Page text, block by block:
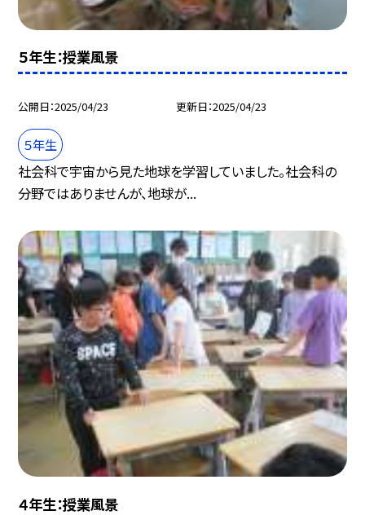
５年生：授業風景
公開日 2025/04/23 更新日 2025/04/23
５年生
社会科で宇宙から見た地球を学習していました。社会科の
分野ではありませんが、地球が...
４年生：授業風景